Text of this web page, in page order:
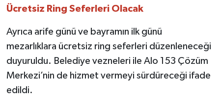
Ücretsiz Ring Seferleri Olacak
Ayrıca arife günü ve bayramın ilk günü
mezarlıklara ücretsiz ring seferleri düzenleneceği
duyuruldu. Belediye vezneleri ile Alo 153 Çözüm
Merkezi’nin de hizmet vermeyi sürdüreceği ifade
edildi.